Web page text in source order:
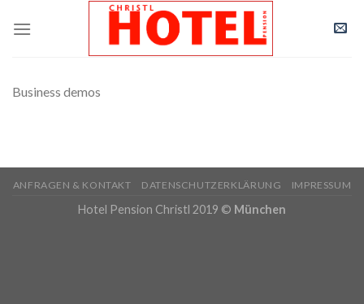
Business demos
ANFRAGEN & KONTAKT DATENSCHUTZERKLÄRUNG IMPRESSUM
Hotel Pension Christl 2019 © München